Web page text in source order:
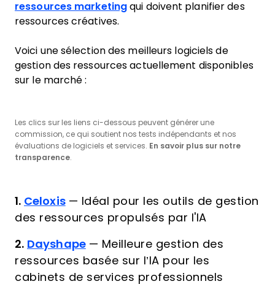
ressources marketing qui doivent planifier des
ressources créatives.
Voici une sélection des meilleurs logiciels de
gestion des ressources actuellement disponibles
sur le marché :
Les clics sur les liens ci-dessous peuvent générer une
commission, ce qui soutient nos tests indépendants et nos
évaluations de logiciels et services. En savoir plus sur notre
transparence.
1. Celoxis — Idéal pour les outils de gestion
des ressources propulsés par l'IA
2. Dayshape — Meilleure gestion des
ressources basée sur l’IA pour les
cabinets de services professionnels